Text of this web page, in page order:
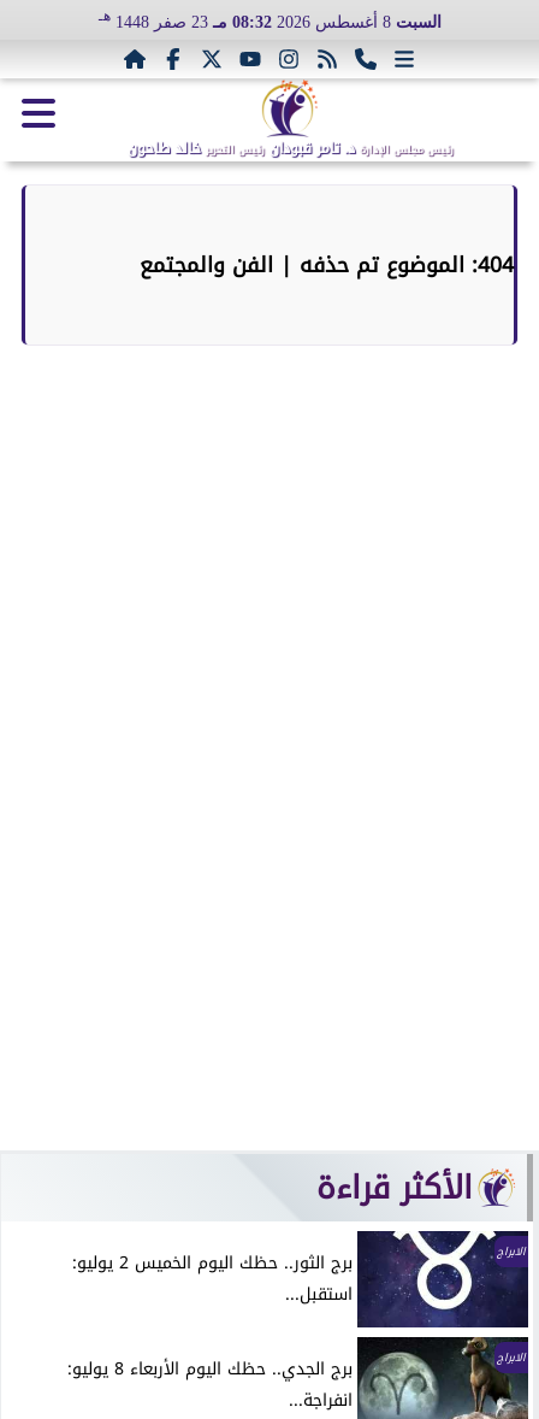
السبت 8 أغسطس 2026 08:32 مـ 23 صفر 1448 هـ
رئيس مجلس الإدارة د. تامر قبودان رئيس التحرير خالد طاحون
404: الموضوع تم حذفه | الفن والمجتمع
الأكثر قراءة
الابراج
برج الثور.. حظك اليوم الخميس 2 يوليو:
استقبل...
الابراج
برج الجدي.. حظك اليوم الأربعاء 8 يوليو:
انفراجة...